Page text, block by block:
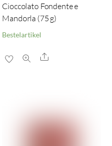
Cioccolato Fondente e
Mandorla (75 g)
Bestelartikel
Share